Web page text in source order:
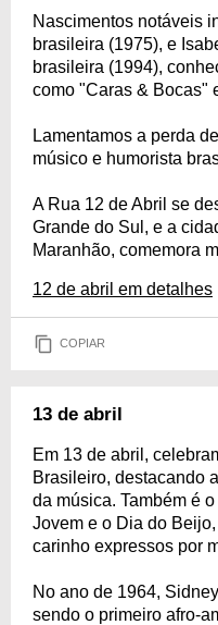
Nascimentos notáveis
brasileira (1975), e
brasileira (1994),
como "Caras & Bocas"
Lamentamos a perda
músico e humorista
A Rua 12 de Abril se
Grande do Sul, e a
Maranhão, comemora
12 de abril em detalhes
COPIAR
13 de abril
Em 13 de abril,
Brasileiro, destacando
da música. Também é
Jovem e o Dia do
carinho expressos por
No ano de 1964,
sendo o primeiro afro-